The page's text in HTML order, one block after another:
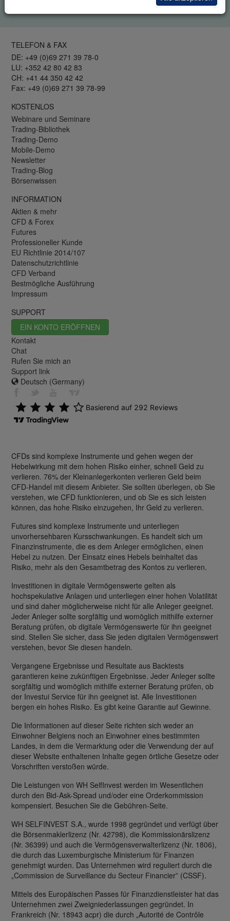
TELEFON & FAX
DE: +49 (0)69 271 39 78-0
LU: +352 42 80 42 83
CH: +41 44 350 42 42
Fax: +49 (0)69 271 39 78-99
KOSTENLOS
Webinare und Seminare
Trading-Bibliothek
Trading-Demo
Mobile-Demo
Newsletter
Trading-Blog
Börsenwissen
INFORMATION
Aktien & mehr
CFD & Forex
Futures
Professioneller Kunde
EU Richtlinie 2014/107
Datenschutzrichtlinie
CFD Verband
Bestmögliche Ausführung
Impressum
SUPPORT
EIN KONTO ERÖFFNEN
Kontakt
Chat
Rufen Sie mich an
Support link
Deutsch (Germany)
CFDs sind komplexe Instrumente und gehen wegen der
Hebelwirkung mit dem hohen Risiko einher, schnell Geld zu
verlieren. 76% der Kleinanlegerkonten verlieren Geld beim
CFD-Handel mit diesem Anbieter. Sie sollten überlegen, ob Sie
verstehen, wie CFD funktionieren, und ob Sie es sich leisten
können, das hohe Risiko einzugehen, Ihr Geld zu verlieren.
Futures sind komplexe Instrumente und unterliegen
unvorhersehbaren Kursschwankungen. Es handelt sich um
Finanzinstrumente, die es dem Anleger ermöglichen, einen
Hebel zu nutzen. Der Einsatz eines Hebels beinhaltet das
Risiko, mehr als den Gesamtbetrag des Kontos zu verlieren.
Investitionen in digitale Vermögenswerte gelten als
hochspekulative Anlagen und unterliegen einer hohen Volatilität
und sind daher möglicherweise nicht für alle Anleger geeignet.
Jeder Anleger sollte sorgfältig und womöglich mithilfe externer
Beratung prüfen, ob digitale Vermögenswerte für ihn geeignet
sind. Stellen Sie sicher, dass Sie jeden digitalen Vermögenswert
verstehen, bevor Sie diesen handeln.
Vergangene Ergebnisse und Resultate aus Backtests
garantieren keine zukünftigen Ergebnisse. Jeder Anleger sollte
sorgfältig und womöglich mithilfe externer Beratung prüfen, ob
der Investui Service für ihn geeignet ist. Alle Investitionen
bergen ein hohes Risiko. Es gibt keine Garantie auf Gewinne.
Die Informationen auf dieser Seite richten sich weder an
Einwohner Belgiens noch an Einwohner eines bestimmten
Landes, in dem die Vermarktung oder die Verwendung der auf
dieser Website enthaltenen Inhalte gegen örtliche Gesetze oder
Vorschriften verstoßen würde.
Die Leistungen von WH SelfInvest werden im Wesentlichen
durch den Bid-Ask-Spread und/oder eine Orderkommission
kompensiert. Besuchen Sie die Gebühren-Seite.
WH SELFINVEST S.A., wurde 1998 gegründet und verfügt über
die Börsenmaklerlizenz (Nr. 42798), die Kommissionärslizenz
(Nr. 36399) und auch die Vermögensverwalterlizenz (Nr. 1806),
die durch das Luxemburgische Ministerium für Finanzen
genehmigt wurden. Das Unternehmen wird reguliert durch die
„Commission de Surveillance du Secteur Financier” (CSSF).
Mittels des Europäischen Passes für Finanzdienstleister hat das
Unternehmen zwei Zweigniederlassungen gegründet. In
Frankreich (Nr. 18943 acpr) die durch „Autorité de Contrôle